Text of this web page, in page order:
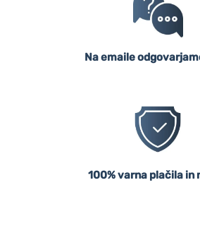
Na emaile
100% varna plačila in